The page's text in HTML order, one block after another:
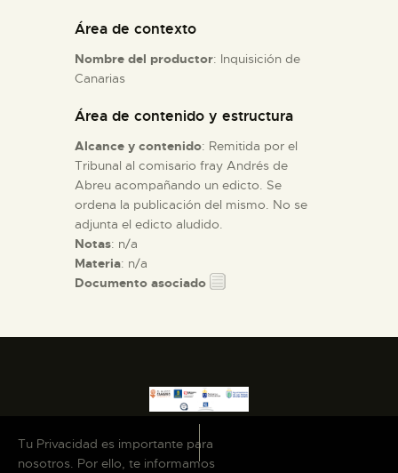
DIDÁCTICA
ESPAÑOL
Área de contexto
Nombre del productor: Inquisición de
Canarias
Área de contenido y estructura
Alcance y contenido: Remitida por el
Tribunal al comisario fray Andrés de
Abreu acompañando un edicto. Se
ordena la publicación del mismo. No se
adjunta el edicto aludido.
Notas: n/a
Materia: n/a
Documento asociado
Tu Privacidad es importante para
nosotros. Por ello, te informamos